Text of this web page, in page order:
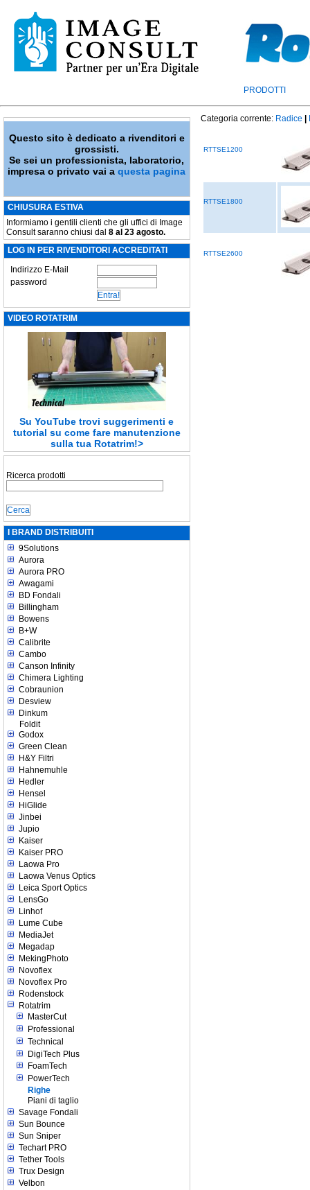
PRODOTTI
Questo sito è dedicato a rivenditori e
grossisti.
Se sei un professionista, laboratorio,
impresa o privato vai aquesta pagina
CHIUSURA ESTIVA
Informiamo i gentili clienti che gli uffici di Image
Consult saranno chiusi dal 8 al 23 agosto.
LOG IN PER RIVENDITORI ACCREDITATI
Indirizzo E-Mail
password
VIDEO ROTATRIM
Su YouTube trovi suggerimenti e
tutorial su come fare manutenzione
sulla tua Rotatrim!>
Ricerca prodotti
I BRAND DISTRIBUITI
9Solutions
Aurora
Aurora PRO
Awagami
BD Fondali
Billingham
Bowens
B+W
Calibrite
Cambo
Canson Infinity
Chimera Lighting
Cobraunion
Desview
Dinkum
Foldit
Godox
Green Clean
H&Y Filtri
Hahnemuhle
Hedler
Hensel
HiGlide
Jinbei
Jupio
Kaiser
Kaiser PRO
Laowa Pro
Laowa Venus Optics
Leica Sport Optics
LensGo
Linhof
Lume Cube
MediaJet
Megadap
MekingPhoto
Novoflex
Novoflex Pro
Rodenstock
Rotatrim
MasterCut
Professional
Technical
DigiTech Plus
FoamTech
PowerTech
Righe
Piani di taglio
Savage Fondali
Sun Bounce
Sun Sniper
Techart PRO
Tether Tools
Trux Design
Velbon
Categoria corrente: Radice
RTTSE1200
RTTSE1800
RTTSE2600